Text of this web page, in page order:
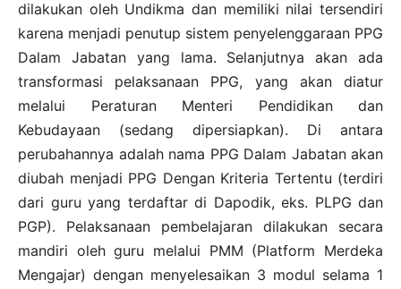
dilakukan oleh Undikma dan memiliki nilai tersendiri
karena menjadi penutup sistem penyelenggaraan PPG
Dalam Jabatan yang lama. Selanjutnya akan ada
transformasi pelaksanaan PPG, yang akan diatur
melalui Peraturan Menteri Pendidikan dan
Kebudayaan (sedang dipersiapkan). Di antara
perubahannya adalah nama PPG Dalam Jabatan akan
diubah menjadi PPG Dengan Kriteria Tertentu (terdiri
dari guru yang terdaftar di Dapodik, eks. PLPG dan
PGP). Pelaksanaan pembelajaran dilakukan secara
mandiri oleh guru melalui PMM (Platform Merdeka
Mengajar) dengan menyelesaikan 3 modul selama 1